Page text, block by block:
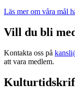
Läs mer om våra mål
Vill du bli
Kontakta oss på
att vara medlem.